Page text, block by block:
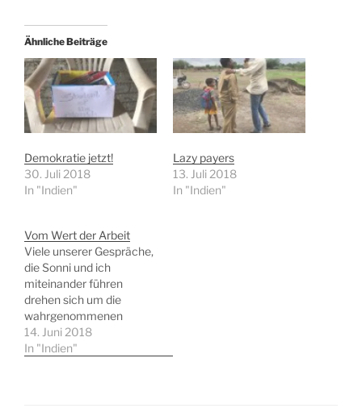
Ähnliche Beiträge
Demokratie jetzt!
30. Juli 2018
In "Indien"
Lazy payers
13. Juli 2018
In "Indien"
Vom Wert der Arbeit
Viele unserer Gespräche,
die Sonni und ich
miteinander führen
drehen sich um die
wahrgenommenen
unterschiedlichen
Antriebe für Arbeit, die
14. Juni 2018
In "Indien"